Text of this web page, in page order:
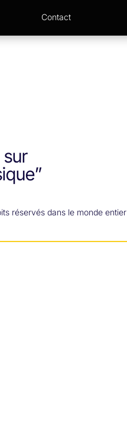
Contact
sur
réservés dans le monde entier